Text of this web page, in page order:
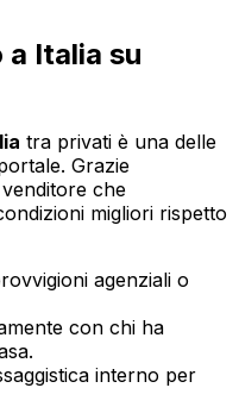
a Italia su
tra privati è una delle
Grazie
che
migliori rispetto
agenziali o
con chi ha
interno per